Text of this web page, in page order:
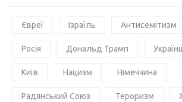
Євреї Ізраїль Антисемітизм
Росія Дональд Трамп
Київ Нацизм Німеччина
Радянський Союз Тероризм